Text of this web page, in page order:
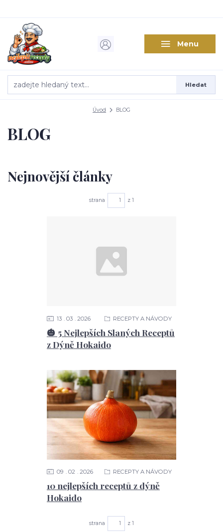
Menu
Hledat
Úvod BLOG
BLOG
Nejnovější články
strana z 1
🎃 5 Nejlepších Slaných Receptů
z Dýně Hokaido
13 03 2026 RECEPTY A NÁVODY
10 nejlepších receptů z dýně
Hokaido
09 02 2026 RECEPTY A NÁVODY
strana z 1